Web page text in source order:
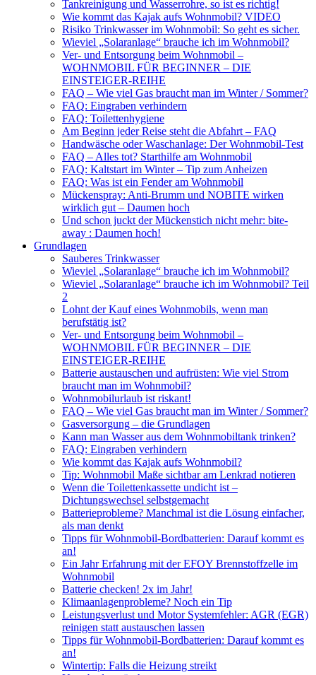
Tankreinigung und Wasserrohre, so ist es richtig!
Wie kommt das Kajak aufs Wohnmobil? VIDEO
Risiko Trinkwasser im Wohnmobil: So geht es sicher.
Wieviel „Solaranlage“ brauche ich im Wohnmobil?
Ver- und Entsorgung beim Wohnmobil –
WOHNMOBIL FÜR BEGINNER – DIE
EINSTEIGER-REIHE
FAQ – Wie viel Gas braucht man im Winter / Sommer?
FAQ: Eingraben verhindern
FAQ: Toilettenhygiene
Am Beginn jeder Reise steht die Abfahrt – FAQ
Handwäsche oder Waschanlage: Der Wohnmobil-Test
FAQ – Alles tot? Starthilfe am Wohnmobil
FAQ: Kaltstart im Winter – Tip zum Anheizen
FAQ: Was ist ein Fender am Wohnmobil
Mückenspray: Anti-Brumm und NOBITE wirken
wirklich gut – Daumen hoch
Und schon juckt der Mückenstich nicht mehr: bite-
away : Daumen hoch!
Grundlagen
Sauberes Trinkwasser
Wieviel „Solaranlage“ brauche ich im Wohnmobil?
Wieviel „Solaranlage“ brauche ich im Wohnmobil? Teil
2
Lohnt der Kauf eines Wohnmobils, wenn man
berufstätig ist?
Ver- und Entsorgung beim Wohnmobil –
WOHNMOBIL FÜR BEGINNER – DIE
EINSTEIGER-REIHE
Batterie austauschen und aufrüsten: Wie viel Strom
braucht man im Wohnmobil?
Wohnmobilurlaub ist riskant!
FAQ – Wie viel Gas braucht man im Winter / Sommer?
Gasversorgung – die Grundlagen
Kann man Wasser aus dem Wohnmobiltank trinken?
FAQ: Eingraben verhindern
Wie kommt das Kajak aufs Wohnmobil?
Tip: Wohnmobil Maße sichtbar am Lenkrad notieren
Wenn die Toilettenkassette undicht ist –
Dichtungswechsel selbstgemacht
Batterieprobleme? Manchmal ist die Lösung einfacher,
als man denkt
Tipps für Wohnmobil-Bordbatterien: Darauf kommt es
an!
Ein Jahr Erfahrung mit der EFOY Brennstoffzelle im
Wohnmobil
Batterie checken! 2x im Jahr!
Klimaanlagenprobleme? Noch ein Tip
Leistungsverlust und Motor Systemfehler: AGR (EGR)
reinigen statt austauschen lassen
Tipps für Wohnmobil-Bordbatterien: Darauf kommt es
an!
Wintertip: Falls die Heizung streikt